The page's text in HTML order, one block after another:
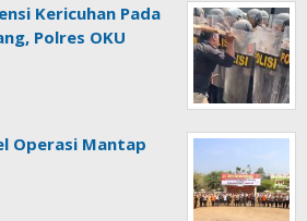
Kericuhan Pada
Polres OKU
Operasi Mantap